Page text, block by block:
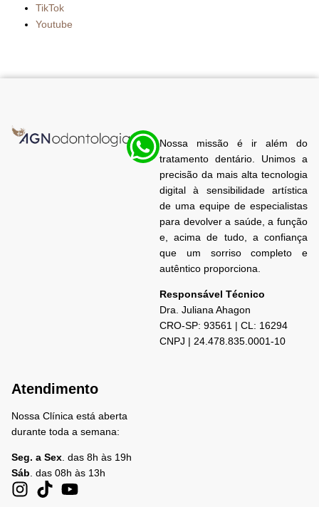
TikTok
Youtube
Nossa missão é ir além do
tratamento dentário. Unimos a
precisão da mais alta tecnologia
digital à sensibilidade artística
de uma equipe de especialistas
para devolver a saúde, a função
e, acima de tudo, a confiança
que um sorriso completo e
autêntico proporciona.
Responsável Técnico
Dra. Juliana Ahagon
CRO-SP: 93561 | CL: 16294
CNPJ | 24.478.835.0001-10
Atendimento
Nossa Clínica está aberta
durante toda a semana:
Seg. a Sex . das 8h às 19h
Sáb . das 08h às 13h